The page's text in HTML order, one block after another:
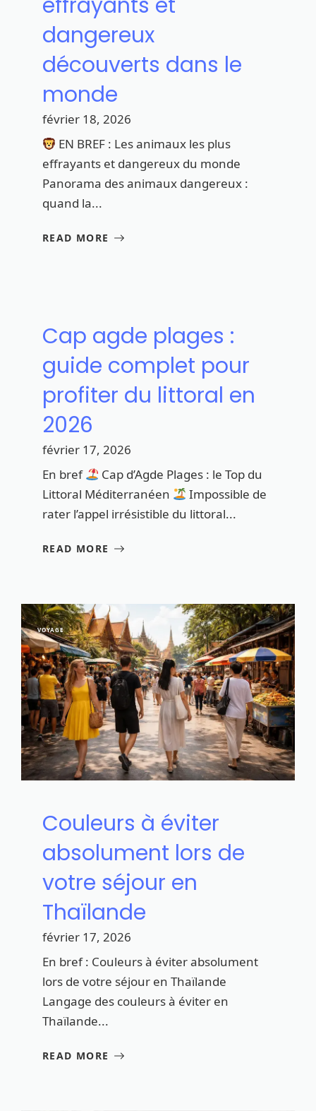
dangereux
découverts dans le
monde
février 18, 2026
EN BREF : Les animaux les plus
effrayants et dangereux du monde
Panorama des animaux dangereux :
quand la...
READ MORE
Cap agde plages :
guide complet pour
profiter du littoral en
2026
février 17, 2026
En bref
Cap d’Agde Plages : le Top du
Littoral Méditerranéen
Impossible de
rater l’appel irrésistible du littoral...
READ MORE
VOYAGE
Couleurs à éviter
absolument lors de
votre séjour en
Thaïlande
février 17, 2026
En bref : Couleurs à éviter absolument
lors de votre séjour en Thaïlande
Langage des couleurs à éviter en
Thaïlande...
READ MORE